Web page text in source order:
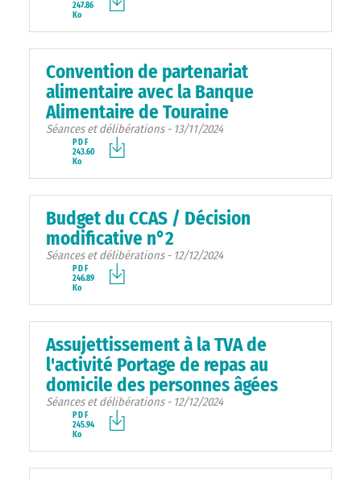
247.86
Ko
Convention de partenariat
alimentaire avec la Banque
Alimentaire de Touraine
Séances et délibérations - 13/11/2024
PDF
243.60
Ko
Budget du CCAS / Décision
modificative n°2
Séances et délibérations - 12/12/2024
PDF
246.89
Ko
Assujettissement à la TVA de
l'activité Portage de repas au
domicile des personnes âgées
Séances et délibérations - 12/12/2024
PDF
245.94
Ko